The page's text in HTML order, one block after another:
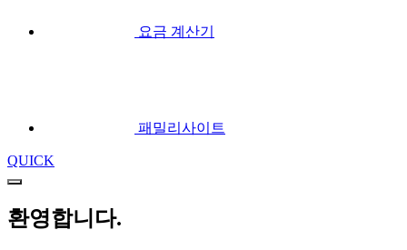
요금 계산기
패밀리사이트
QUICK
환영합니다.